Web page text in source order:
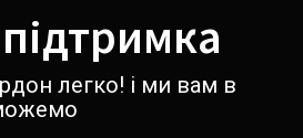
легко! і ми вам в